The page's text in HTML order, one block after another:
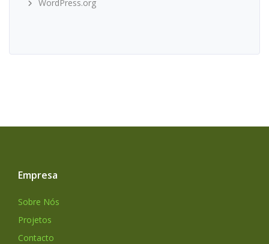
WordPress.org
Empresa
Sobre Nós
Projetos
Contacto